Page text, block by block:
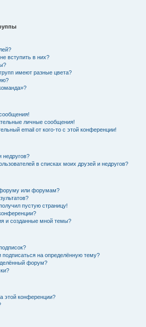
вступить в них?
имеют разные цвета?
личные сообщения!
email от кого-то с этой конференции!
недругов?
в списках моих друзей и недругов?
или форумам?
пустую страницу!
и созданные мной темы?
подписаться на определённую тему?
форум?
этой конференции?